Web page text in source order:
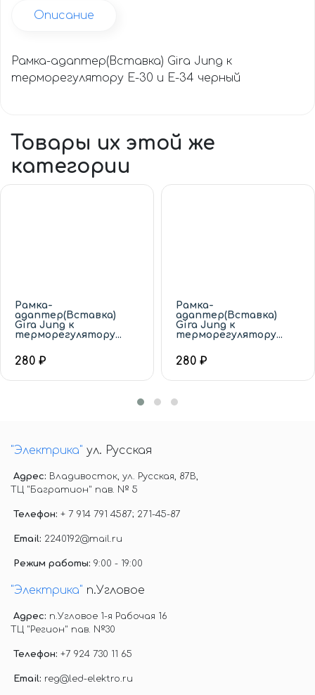
Описание
Рамка-адаптер(Вставка) Gira Jung к
терморегулятору Е-30 и Е-34 черный
Товары их этой же
категории
Рамка-
адаптер(Вставка)
Gira Jung к
терморегулятору...
280 ₽
Рамка-
адаптер(Вставка)
Gira Jung к
терморегулятору...
280 ₽
"Электрика" ул. Русская
Адрес: Владивосток, ул. Русская, 87В,
ТЦ "Багратион" пав. № 5
Телефон: + 7 914 791 4587; 271-45-87
Email: 2240192@mail.ru
Режим работы: 9:00 - 19:00
"Электрика" п.Угловое
Адрес: п.Угловое 1-я Рабочая 16
ТЦ "Регион" пав. №30
Телефон: +7 924 730 11 65
Email: reg@led-elektro.ru